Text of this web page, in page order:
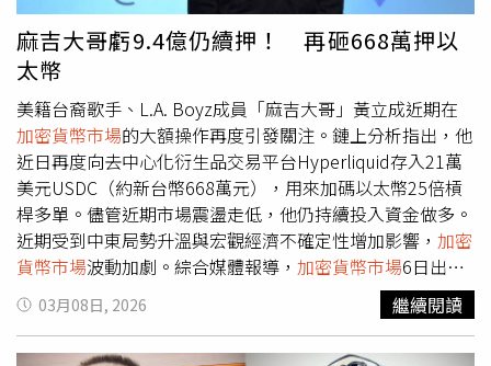
的黑道大哥，在片中因為資金問題嗆聲飾演小弟的趙正平：
「Uncle你村幾枝懶X（叔叔你已經身無分文了），補三
小」，從此成為經典迷因。日前黃立成也因為被爆入手有
「信義區哥吉拉」之稱的「陶朱隱園」，而在Threads發文
自嘲：「Uncle村幾枝懶X，買三小旋轉大樓。」
麻吉大哥虧9.4億仍續押！ 再砸668萬押以
太幣
美籍台裔歌手、L.A. Boyz成員「麻吉大哥」黃立成近期在
加密貨幣市場的大額操作再度引發關注。鏈上分析指出，他
近日再度向去中心化衍生品交易平台Hyperliquid存入21萬
美元USDC（約新台幣668萬元），用來加碼以太幣25倍槓
桿多單。儘管近期市場震盪走低，他仍持續投入資金做多。
近期受到中東局勢升溫與宏觀經濟不確定性增加影響， 加密
貨幣市場波動加劇。綜合媒體報導， 加密貨幣市場6日出現
明顯下跌，比特幣價格一度跌破6.9萬美元（約新台幣217萬
元）關卡，以太幣也同步走弱，失守2000美元（約新台幣
6.3萬元）整數關卡。鏈上分析帳號Onchain Lens 6日在社
03月08日, 2026 繼續閱讀